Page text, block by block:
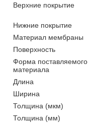
Верхние покрытие
Нижние покрытие
Материал мембраны
Поверхность
Форма поставляемого
материала
Длина
Ширина
Толщина (мкм)
Толщина (мм)